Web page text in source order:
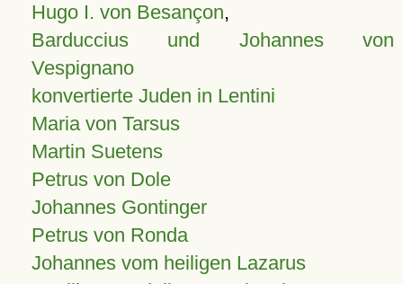
Hugo I. von Besançon,
Barduccius und Johannes von
Vespignano
konvertierte Juden in Lentini
Maria von Tarsus
Martin Suetens
Petrus von Dole
Johannes Gontinger
Petrus von Ronda
Johannes vom heiligen Lazarus